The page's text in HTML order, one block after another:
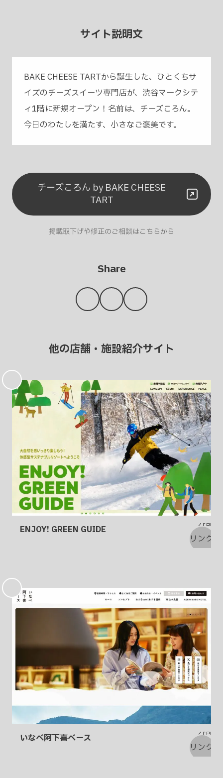
サイト説明文
BAKE CHEESE TARTから誕生した、ひとくちサ
イズのチーズスイーツ専門店が、渋谷マークシテ
ィ1階に新規オープン！名前は、チーズころん。
今日のわたしを満たす、小さなご褒美です。
チーズころん by BAKE CHEESE
TART
掲載取下げや修正のご相談はこちらから
Share
他の店舗・施設紹介サイト
ENJOY! GREEN GUIDE
気
入
り
いなべ阿下喜ベース
気
入